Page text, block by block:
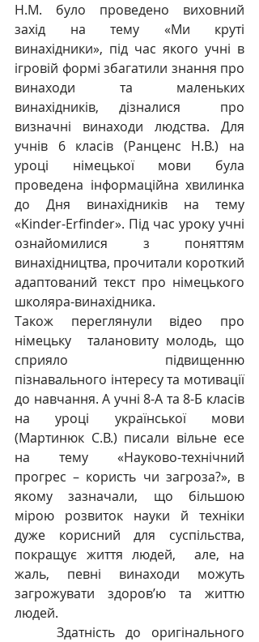
Н.М. було проведено виховний
захід на тему «Ми круті
винахідники», під час якого учні в
ігровій формі збагатили знання про
винаходи та маленьких
винахідників, дізналися  про
визначні винаходи людства. Для
учнів 6 класів (Ранценс Н.В.) на
уроці німецької мови була
проведена інформаційна хвилинка
до Дня винахідників на тему
«Kinder-Erfinder». Під час уроку учні
ознайомилися з поняттям
винахідництва, прочитали короткий
адаптований текст про німецького
школяра-винахідника.
Також переглянули відео про
німецьку  талановиту молодь, що
сприяло підвищенню
пізнавального інтересу та мотивації
до навчання. А учні 8-А та 8-Б класів
на уроці української мови
(Мартинюк С.В.) писали вільне есе
на тему «Науково-технічний
прогрес – користь чи загроза?», в
якому зазначали, що більшою
мірою розвиток науки й техніки
дуже корисний для суспільства,
покращує життя людей,  але, на
жаль, певні винаходи можуть
загрожувати здоров’ю та життю
людей.
Здатність до оригінального